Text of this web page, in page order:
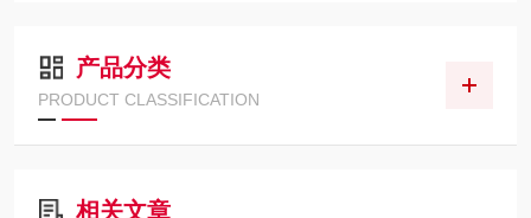
产品分类
PRODUCT CLASSIFICATION
相关文章